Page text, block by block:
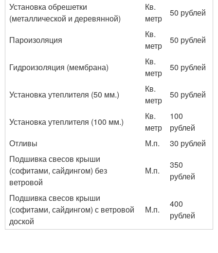
Установка обрешетки
(металлической и деревянной)
Кв.
метр
50 рублей
Пароизоляция
Кв.
метр
50 рублей
Гидроизоляция (мембрана)
Кв.
метр
50 рублей
Установка утеплителя (50 мм.)
Кв.
метр
50 рублей
Установка утеплителя (100 мм.)
Кв.
метр
100
рублей
Отливы
М.п.
30 рублей
Подшивка свесов крыши
(софитами, сайдингом) без
ветровой
М.п.
350
рублей
Подшивка свесов крыши
(софитами, сайдингом) с ветровой
доской
М.п.
400
рублей